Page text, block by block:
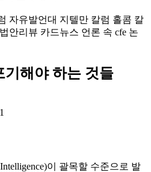
자유발언대 지텔만 칼럼 홀콤 칼
안리뷰 카드뉴스 언론 속 cfe 논
기해야 하는 것들
이 괄목할 수준으로 발